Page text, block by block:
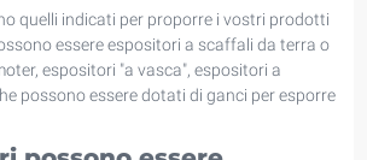
quelli indicati per proporre i vostri prodotti
essere espositori a scaffali da terra o
espositori "a vasca", espositori a
possono essere dotati di ganci per esporre